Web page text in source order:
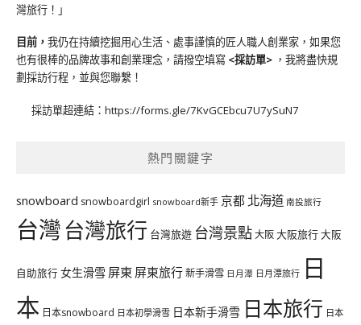
灣旅行！」
目前， 我仍在持續挖掘用心生活、處事謹慎的匠人職人創業家，如果您
也有很棒的品牌故事和創業理念，請撥空填寫 <採訪單> ，我將盡快規
劃採訪行程，並與您聯繫！
採訪單超連結： https://forms.gle/7KvGCEbcu7U7ySuN7
熱門關鍵字
snowboard snowboardgirl snowboard新手 京都 北海道 南投旅行
台灣台灣旅行 台灣旅遊 台灣景點大阪大阪旅行大阪
自助旅行 女生滑雪 屏東 屏東旅行新手滑雪 日月潭 日月潭旅行 日
本 日本snowboard 日本初學滑雪 日本新手滑雪 日本旅行 日本